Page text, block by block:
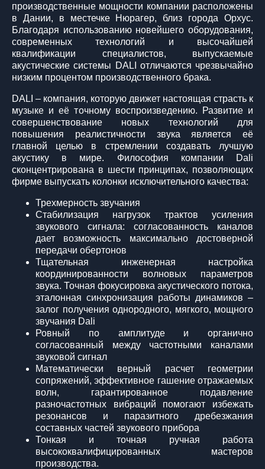
производственные мощности компании расположены
в Дании, в местечке Нюрагер, близ города Орхус.
Благодаря использованию новейшего оборудования,
современных технологий и высочайшей
квалификации специалистов, выпускаемые
акустические системы DALI отличаются чрезвычайно
низким процентом производственного брака.
DALI – компания, которую движет настоящая страсть к
музыке и её точному воспроизведению. Развитие и
совершенствование новых технологий для
повышения реалистичности звука является её
главной целью в стремлении создавать лучшую
акустику в мире. Философия компании Dali
сконцентрирована в шести принципах, позволяющих
фирме выпускать колонки исключительного качества:
Трехмерность звучания
Стабилизация нагрузок трактов усиления
звукового сигнала: cогласованность каналов
дает возможность максимально достоверной
передачи обертонов
Тщательная инженерная настройка
координированности волновых параметров
звука. Точная фокусировка акустического потока,
эталонная синхронизация работы динамиков –
залог получения однородного, мягкого, мощного
звучания Dali
Ровный по амплитуде и органично
согласованный между частотными каналами
звуковой сигнал
Математически верный расчет геометрии
сопряжений, эффективное гашение отражаемых
волн, гарантированное подавление
разночастотных вибраций помогают избежать
резонансов и паразитного дребезжания
составных частей звукового прибора
Тонкая и точная ручная работа
высококвалифицированных мастеров
производства.